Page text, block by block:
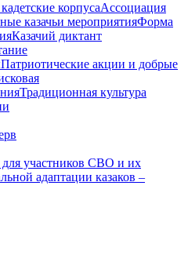
корпусаАссоциация
казачьи мероприятияФорма
Казачий диктант
Патриотические акции и добрые
Традиционная культура
участников СВО и их
адаптации казаков –